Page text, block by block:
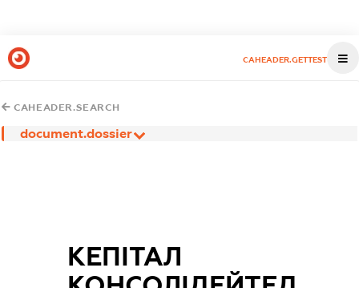
CAHEADER.GETTEST
CAHEADER.SEARCH
document.dossier
КЕПІТАЛ